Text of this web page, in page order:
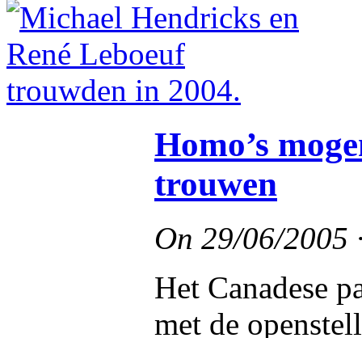
Homo’s
trouwen
On 29/06/2005
Het Canadese
met de